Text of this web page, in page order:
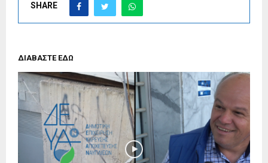
SHARE
ΔΙΑΒΑΣΤΕ ΕΔΩ